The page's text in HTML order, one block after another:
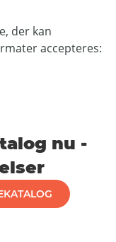
der kan
accepteres:
nu -